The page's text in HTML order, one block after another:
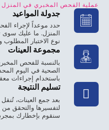
عملية الفحص المخبري في المنزل
جدولة المواعيد
حدد موعداً لإجراء
المنزل. ما عليك سوى
نوع الاختبار المطلوب
مجموعة العينات
بالنسبة للفحص
الصحية في اليوم
باستخدام إجراءات
تسليم النتيجة
بعد جمع العينات،
لتفسيرها والتحقق من
سنقوم بإخطارك